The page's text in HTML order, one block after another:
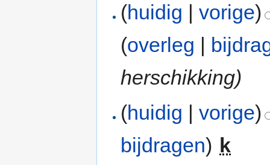
(huidig |vorige)
(overleg
herschikking)
(huidig |vorige)
bijdragen) k